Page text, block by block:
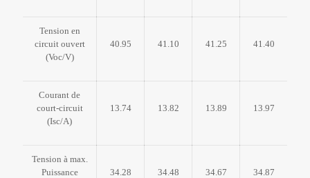
Tension en
circuit ouvert
(Voc/V)
40.95 41.10 41.25 41.40
Courant de
court-circuit
(Isc/A)
13.74 13.82 13.89 13.97
Tension à max.
Puissance
34.28 34.48 34.67 34.87